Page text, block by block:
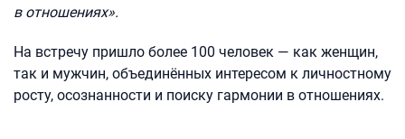
в отношениях».
На встречу пришло более 100 человек — как женщин,
так и мужчин, объединённых интересом к личностному
росту, осознанности и поиску гармонии в отношениях.